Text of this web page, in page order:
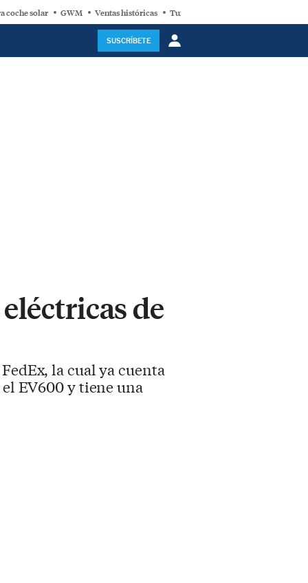
coche solar GWM Ventas históricas Turbina eólica
SUSCRÍBETE
de
la cual ya cuenta
EV600 y tiene una